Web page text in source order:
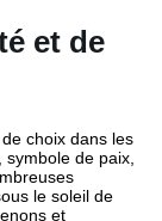
et de
choix dans les
symbole de paix,
le soleil de
et